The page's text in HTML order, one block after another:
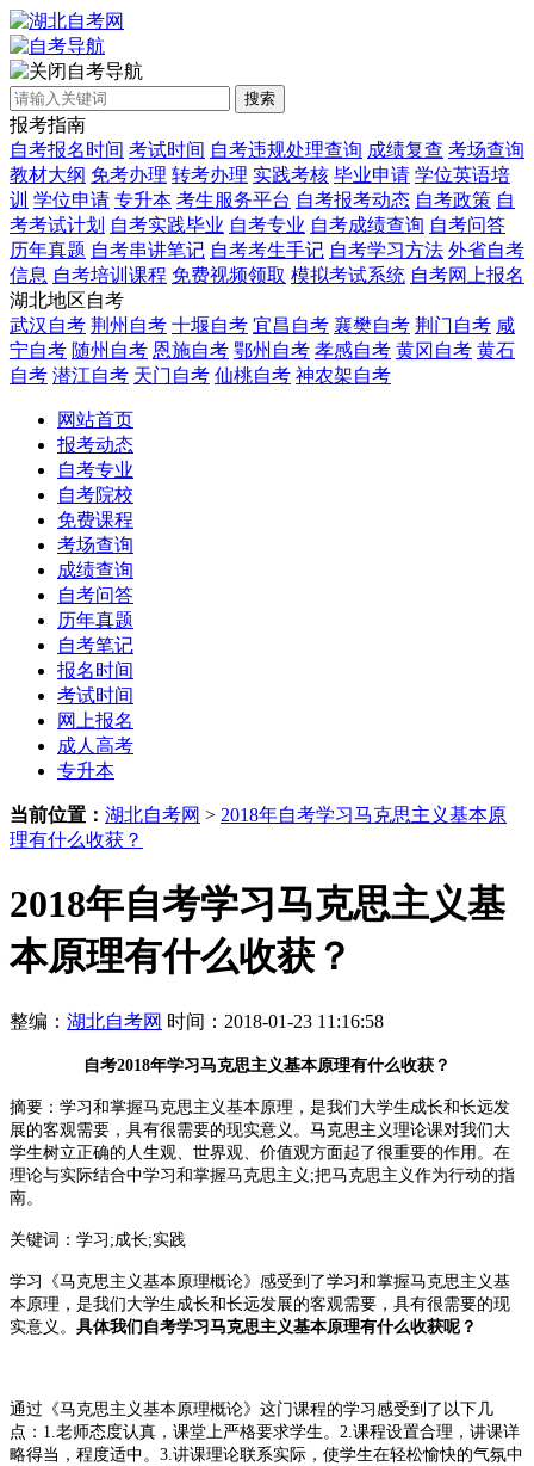
自考导航
搜索
报考指南
自考报名时间 考试时间 自考违规处理查询 成绩复查 考场查询
教材大纲 免考办理 转考办理 实践考核 毕业申请 学位英语培
训 学位申请 专升本 考生服务平台 自考报考动态 自考政策 自
考考试计划 自考实践毕业 自考专业 自考成绩查询 自考问答
历年真题 自考串讲笔记 自考考生手记 自考学习方法 外省自考
信息 自考培训课程 免费视频领取 模拟考试系统 自考网上报名
湖北地区自考
武汉自考 荆州自考 十堰自考 宜昌自考 襄樊自考 荆门自考 咸
宁自考 随州自考 恩施自考 鄂州自考 孝感自考 黄冈自考 黄石
自考 潜江自考 天门自考 仙桃自考 神农架自考
网站首页
报考动态
自考专业
自考院校
免费课程
考场查询
成绩查询
自考问答
历年真题
自考笔记
报名时间
考试时间
网上报名
成人高考
专升本
当前位置： 湖北自考网 > 2018年自考学习马克思主义基本原
理有什么收获？
2018年自考学习马克思主义基
本原理有什么收获？
整编： 湖北自考网 时间：2018-01-23 11:16:58
自考2018年学习马克思主义基本原理有什么收获？
摘要：学习和掌握马克思主义基本原理，是我们大学生成长和长远发
展的客观需要，具有很需要的现实意义。马克思主义理论课对我们大
学生树立正确的人生观、世界观、价值观方面起了很重要的作用。在
理论与实际结合中学习和掌握马克思主义;把马克思主义作为行动的指
南。
关键词：学习;成长;实践
学习《马克思主义基本原理概论》感受到了学习和掌握马克思主义基
本原理，是我们大学生成长和长远发展的客观需要，具有很需要的现
实意义。 具体我们自考学习 马克思主义基本原理有什么收获呢？
通过《马克思主义基本原理概论》这门课程的学习感受到了以下几
点：1.老师态度认真，课堂上严格要求学生。2.课程设置合理，讲课详
略得当，程度适中。3.讲课理论联系实际，使学生在轻松愉快的气氛中